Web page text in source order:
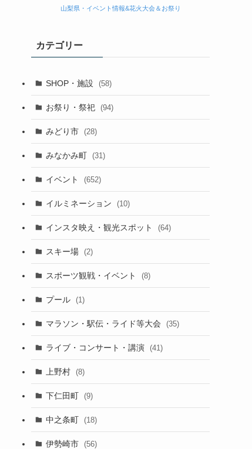
山梨県・イベント情報&花火大会＆お祭り
カテゴリー
SHOP・施設 (58)
お祭り・祭祀 (94)
みどり市 (28)
みなかみ町 (31)
イベント (652)
イルミネーション (10)
インスタ映え・観光スポット (64)
スキー場 (2)
スポーツ観戦・イベント (8)
プール (1)
マラソン・駅伝・ライド等大会 (35)
ライブ・コンサート・講演 (41)
上野村 (8)
下仁田町 (9)
中之条町 (18)
伊勢崎市 (56)